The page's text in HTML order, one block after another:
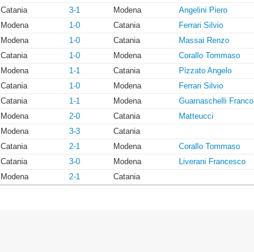
Catania 3-1 Modena
Angelini Piero
Modena 1-0 Catania
Ferrari Silvio
Modena 1-0 Catania
Massai Renzo
Catania 1-0 Modena
Corallo Tommaso
Modena 1-1 Catania
Pizzato Angelo
Catania 1-0 Modena
Ferrari Silvio
Catania 1-1 Modena
Guarnaschelli Franco
Modena 2-0 Catania
Matteucci
Modena 3-3
Catania
Catania 2-1 Modena
Corallo Tommaso
Catania 3-0 Modena
Liverani Francesco
Modena 2-1 Catania